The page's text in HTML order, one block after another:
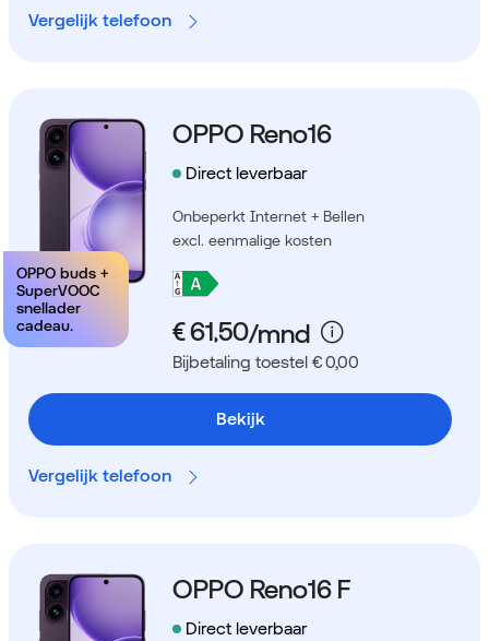
Vergelijk telefoon
OPPO buds +
SuperVOOC
snellader
cadeau.
OPPO Reno16
Direct leverbaar
Onbeperkt Internet + Bellen
excl. eenmalige kosten
Bijbetaling toestel € 0,00
Bekijk
Vergelijk telefoon
OPPO Reno16 F
Direct leverbaar